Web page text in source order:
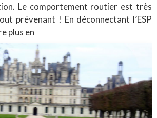
Le comportement routier est très
prévenant ! En déconnectant l’ESP
plus en